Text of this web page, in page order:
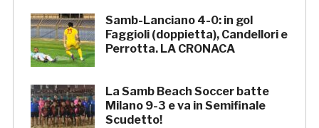
Samb-Lanciano 4-0: in gol
Faggioli (doppietta), Candellori e
Perrotta. LA CRONACA
La Samb Beach Soccer batte
Milano 9-3 e va in Semifinale
Scudetto!